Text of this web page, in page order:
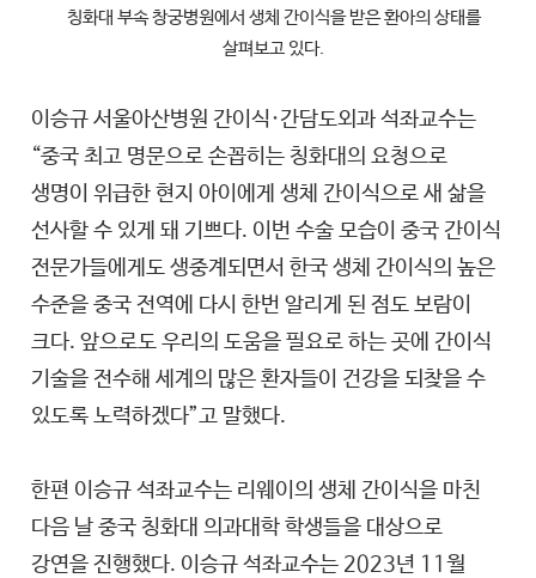
칭화대 부속 창궁병원에서 생체 간이식을 받은 환아의 상태를
살펴보고 있다.
이승규 서울아산병원 간이식·간담도외과 석좌교수는
“중국 최고 명문으로 손꼽히는 칭화대의 요청으로
생명이 위급한 현지 아이에게 생체 간이식으로 새 삶을
선사할 수 있게 돼 기쁘다. 이번 수술 모습이 중국 간이식
전문가들에게도 생중계되면서 한국 생체 간이식의 높은
수준을 중국 전역에 다시 한번 알리게 된 점도 보람이
크다. 앞으로도 우리의 도움을 필요로 하는 곳에 간이식
기술을 전수해 세계의 많은 환자들이 건강을 되찾을 수
있도록 노력하겠다”고 말했다.
한편 이승규 석좌교수는 리웨이의 생체 간이식을 마친
다음 날 중국 칭화대 의과대학 학생들을 대상으로
강연을 진행했다. 이승규 석좌교수는 2023년 11월